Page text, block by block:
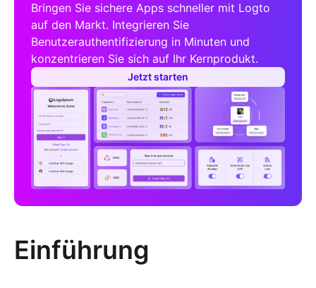
Bringen Sie sichere Apps schneller mit Logto
auf den Markt. Integrieren Sie
Benutzerauthentifizierung in Minuten und
konzentrieren Sie sich auf Ihr Kernprodukt.
Jetzt starten
Einführung